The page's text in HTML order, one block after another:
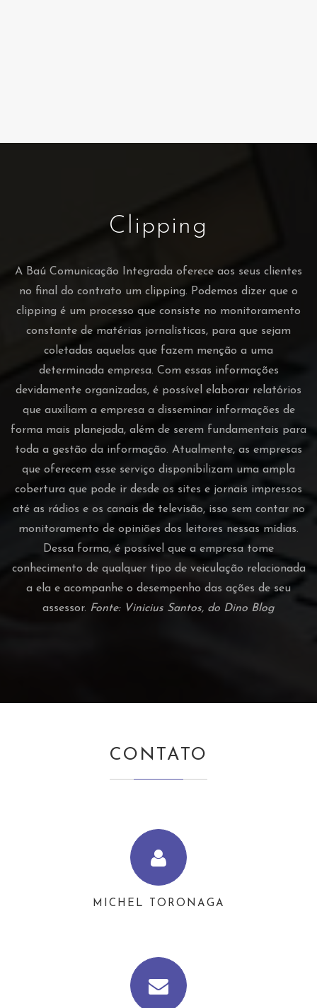
Clipping
A Baú Comunicação Integrada oferece aos seus clientes
no final do contrato um clipping. Podemos dizer que o
clipping é um processo que consiste no monitoramento
constante de matérias jornalísticas, para que sejam
coletadas aquelas que fazem menção a uma
determinada empresa. Com essas informações
devidamente organizadas, é possível elaborar relatórios
que auxiliam a empresa a disseminar informações de
forma mais planejada, além de serem fundamentais para
toda a gestão da informação. Atualmente, as empresas
que oferecem esse serviço disponibilizam uma ampla
cobertura que pode ir desde os sites e jornais impressos
até as rádios e os canais de televisão, isso sem contar no
monitoramento de opiniões dos leitores nessas mídias.
Dessa forma, é possível que a empresa tome
conhecimento de qualquer tipo de veiculação relacionada
a ela e acompanhe o desempenho das ações de seu
assessor. Fonte: Vinicius Santos, do Dino Blog
CONTATO
MICHEL TORONAGA